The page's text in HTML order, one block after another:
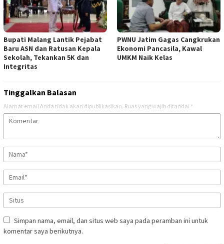
Bupati Malang Lantik Pejabat
Baru ASN dan Ratusan Kepala
Sekolah, Tekankan 5K dan
Integritas
PWNU Jatim Gagas Cangkrukan
Ekonomi Pancasila, Kawal
UMKM Naik Kelas
Tinggalkan Balasan
Alamat email Anda tidak akan dipublikasikan. Ruas yang wajib ditandai *
Simpan nama, email, dan situs web saya pada peramban ini untuk
komentar saya berikutnya.